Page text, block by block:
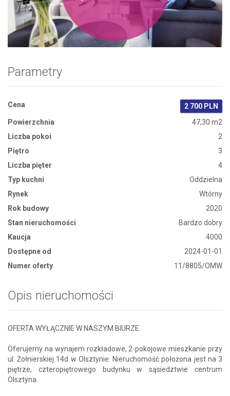
Zdjęcie 1
Parametry
Cena
2 700 PLN
Powierzchnia
47,30 m2
Liczba pokoi
2
Piętro
3
Liczba pięter
4
Typ kuchni
Oddzielna
Rynek
Wtórny
Rok budowy
2020
Stan nieruchomości
Bardzo dobry
Kaucja
4000
Dostępne od
2024-01-01
Numer oferty
11/8805/OMW
Opis nieruchomości
OFERTA WYŁĄCZNIE W NASZYM BIURZE.
Oferujemy na wynajem rozkładowe, 2-pokojowe mieszkanie przy
ul. Żołnierskiej 14d w Olsztynie. Nieruchomość położona jest na 3
piętrze, czteropiętrowego budynku w sąsiedztwie centrum
Olsztyna.